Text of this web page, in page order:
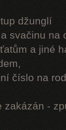
džunglí
svačinu na
a jiné
číslo na
-